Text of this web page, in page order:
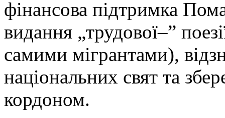
фінансова підтримка
видання „трудової–”
самими мігрантами),
національних свят та
кордоном.